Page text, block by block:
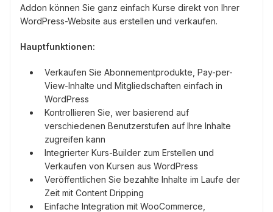
Addon können Sie ganz einfach Kurse direkt von Ihrer
WordPress-Website aus erstellen und verkaufen.
Hauptfunktionen:
Verkaufen Sie Abonnementprodukte, Pay-per-
View-Inhalte und Mitgliedschaften einfach in
WordPress
Kontrollieren Sie, wer basierend auf
verschiedenen Benutzerstufen auf Ihre Inhalte
zugreifen kann
Integrierter Kurs-Builder zum Erstellen und
Verkaufen von Kursen aus WordPress
Veröffentlichen Sie bezahlte Inhalte im Laufe der
Zeit mit Content Dripping
Einfache Integration mit WooCommerce,